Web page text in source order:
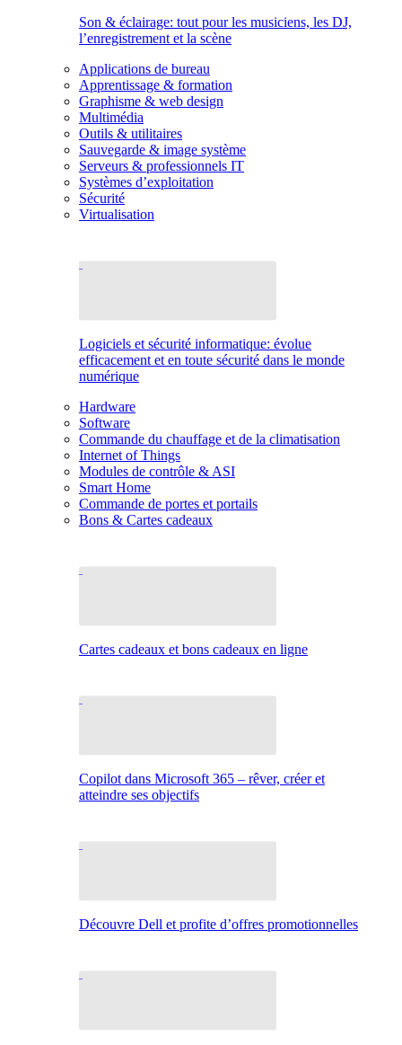
Son & éclairage: tout pour les musiciens, les DJ,
l’enregistrement et la scène
Applications de bureau
Apprentissage & formation
Graphisme & web design
Multimédia
Outils & utilitaires
Sauvegarde & image système
Serveurs & professionnels IT
Systèmes d’exploitation
Sécurité
Virtualisation
Logiciels et sécurité informatique: évolue
efficacement et en toute sécurité dans le monde
numérique
Hardware
Software
Commande du chauffage et de la climatisation
Internet of Things
Modules de contrôle & ASI
Smart Home
Commande de portes et portails
Bons & Cartes cadeaux
Cartes cadeaux et bons cadeaux en ligne
Copilot dans Microsoft 365 – rêver, créer et
atteindre ses objectifs
Découvre Dell et profite d’offres promotionnelles